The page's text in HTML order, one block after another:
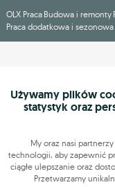
OLX Praca Budowa i remonty
Praca dodatkowa i sezonowa
Używamy plików
statystyk oraz
My oraz nasi
technologii, aby zapewnić
ciągłe ulepszanie oraz
Przetwarzamy